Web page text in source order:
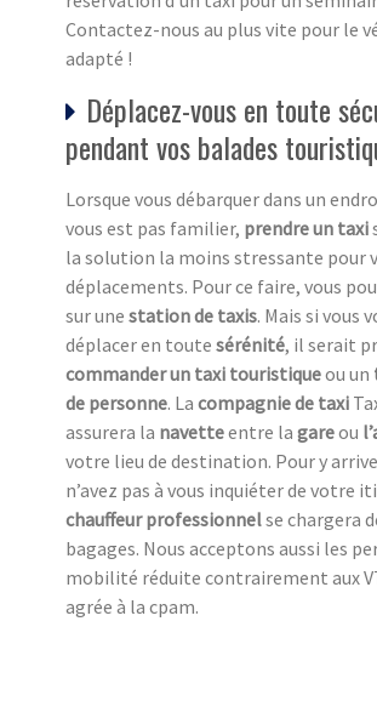
Contactez-nous au plus vite pour le
adapté !
Déplacez-vous en toute
pendant vos balades
Lorsque vous débarquer dans un
vous est pas familier, prendre un taxi
la solution la moins stressante pour
déplacements. Pour ce faire, vous
sur une station de taxis. Mais si vous
déplacer en toute sérénité, il serait
commander un taxi touristiqueou un
de personne. La compagnie de taxi
assurera la navetteentre la gareou
votre lieu de destination. Pour y
n’avez pas à vous inquiéter de votre
chauffeur professionnelse chargera
bagages. Nous acceptons aussi les
mobilité réduite contrairement aux
agrée à la cpam.